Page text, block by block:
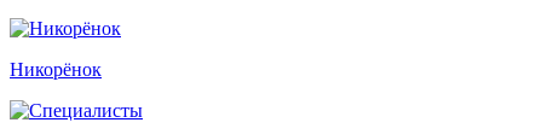
Никорёнок